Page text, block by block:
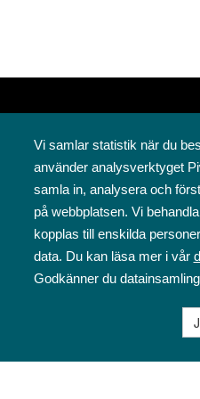
Svenska
00120
09
Vi samlar statistik när du
använder analysverktyget
samla in, analysera och
på webbplatsen. Vi
kopplas till enskilda
data. Du kan läsa mer i vår
Godkänner du